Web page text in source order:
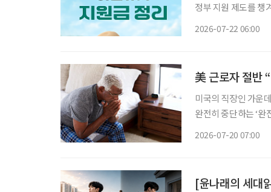
정부 지원 제도를 챙
2026-07-22 06:00
美 근로자 절반
미국의 직장인 가운
완전히 중단하는 ‘
2026-07-20 07:00
[윤나래의 세대